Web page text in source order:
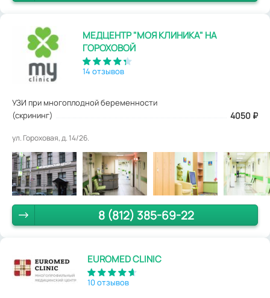
МЕДЦЕНТР "МОЯ КЛИНИКА" НА
ГОРОХОВОЙ
14 отзывов
УЗИ при многоплодной беременности
(скрининг)
4050 ₽
ул. Гороховая, д. 14/26.
8 (812) 385-69-22
EUROMED CLINIC
10 отзывов